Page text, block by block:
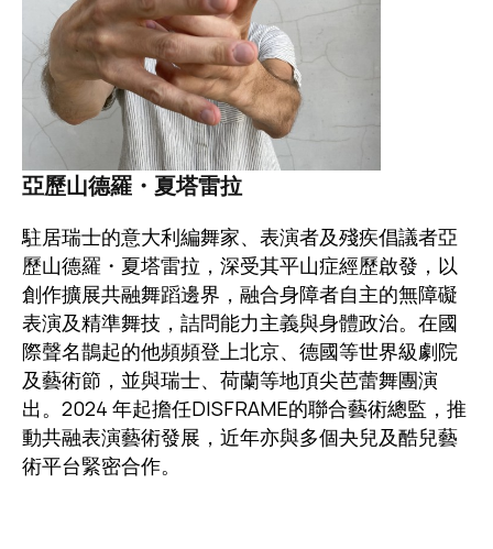
亞歷山德羅・夏塔雷拉
駐居瑞士的意大利編舞家、表演者及殘疾倡議者亞
歷山德羅・夏塔雷拉，深受其平山症經歷啟發，以
創作擴展共融舞蹈邊界，融合身障者自主的無障礙
表演及精準舞技，詰問能力主義與身體政治。在國
際聲名鵲起的他頻頻登上北京、德國等世界級劇院
及藝術節，並與瑞士、荷蘭等地頂尖芭蕾舞團演
出。2024 年起擔任DISFRAME的聯合藝術總監，推
動共融表演藝術發展，近年亦與多個夬兒及酷兒藝
術平台緊密合作。